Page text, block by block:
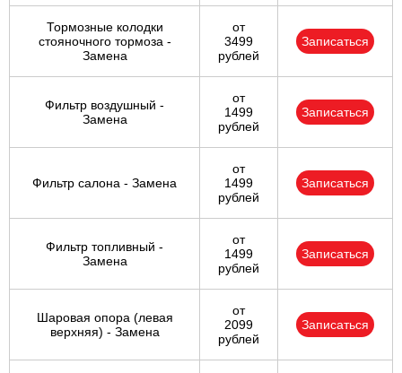
Тормозные колодки
стояночного тормоза -
Замена
от
3499
рублей
Записаться
Фильтр воздушный -
Замена
от
1499
рублей
Записаться
Фильтр салона - Замена
от
1499
рублей
Записаться
Фильтр топливный -
Замена
от
1499
рублей
Записаться
Шаровая опора (левая
верхняя) - Замена
от
2099
рублей
Записаться